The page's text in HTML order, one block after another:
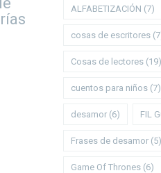
ALFABETIZACIÓN (7)
cosas de escritores
Cosas de lectores (19)
cuentos para niños (7)
desamor (6) FIL
Frases de desamor (5)
Game Of Thrones (6)